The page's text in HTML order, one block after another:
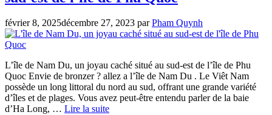
février 8, 2025décembre 27, 2023 parPham Quynh
L’île de Nam Du, un joyau caché situé au sud-est de l’île de Phu
Quoc Envie de bronzer ? allez a l’île de Nam Du . Le Viêt Nam
possède un long littoral du nord au sud, offrant une grande variété
d’îles et de plages. Vous avez peut-être entendu parler de la baie
d’Ha Long, … Lire la suite